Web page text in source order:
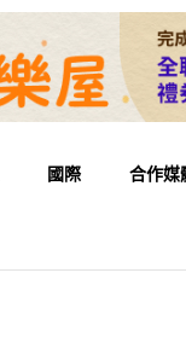
國際 合作媒